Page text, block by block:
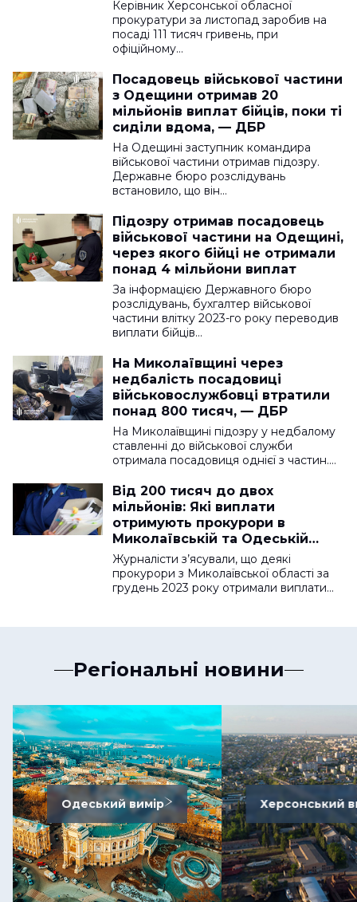
Керівник Херсонської обласної
прокуратури за листопад заробив на
посаді 111 тисяч гривень, при
офіційному…
Посадовець військової частини
з Одещини отримав 20
мільйонів виплат бійців, поки ті
сиділи вдома, — ДБР
На Одещині заступник командира
військової частини отримав підозру.
Державне бюро розслідувань
встановило, що він…
Підозру отримав посадовець
військової частини на Одещині,
через якого бійці не отримали
понад 4 мільйони виплат
За інформацією Державного бюро
розслідувань, бухгалтер військової
частини влітку 2023-го року переводив
виплати бійців…
На Миколаївщині через
недбалість посадовиці
військовослужбовці втратили
понад 800 тисяч, — ДБР
На Миколаївщині підозру у недбалому
ставленні до військової служби
отримала посадовиця однієї з частин.…
Від 200 тисяч до двох
мільйонів: Які виплати
отримують прокурори в
Миколаївській та Одеській
областях
Журналісти з’ясували, що деякі
прокурори з Миколаївської області за
грудень 2023 року отримали виплати…
Регіональні новини
Одеський вимір Херсонський